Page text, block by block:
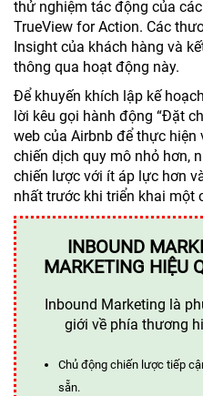
thử nghiệm tác động của
TrueView for Action. Các
Insight của khách hàng và
thông qua hoạt động này.
Để khuyến khích lập kế
lời kêu gọi hành động “Đặt
web của Airbnb để thực hiện
chiến dịch quy mô nhỏ hơn,
chiến lược với ít áp lực hơn
nhất trước khi triển khai một
INBOUND
MARKETING HIỆU
Inbound Marketing là
giới về phía thương
Chủ động chiến lược tiếp
sẵn.